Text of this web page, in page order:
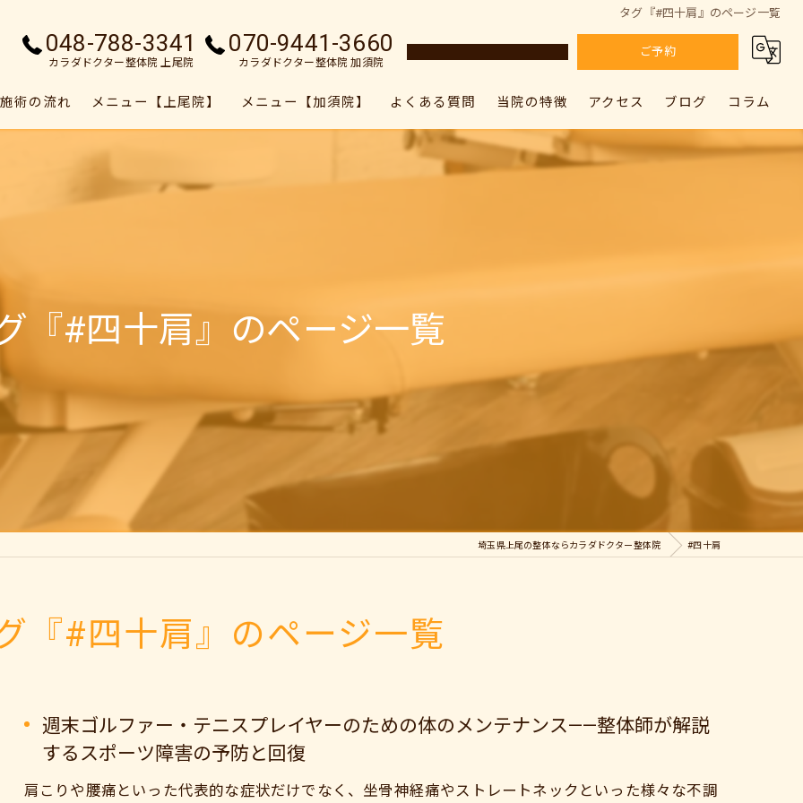
タグ『#四十肩』のページ一覧
048-788-3341
カラダドクター整体院 上尾院
070-9441-3660
カラダドクター整体院 加須院
ご予約
施術の流れ メニュー【上尾院】 メニュー【加須院】 よくある質問 当院の特徴
肩こり
アクセス
カラダドクター整体院 上尾院
ブログ コラム
『#四十肩』のページ一覧
埼玉県上尾の整体ならカラダドクター整体院 #四十肩
『#四十肩』のページ一覧
週末ゴルファー・テニスプレイヤーのための体のメンテナンス——整体師が解説
するスポーツ障害の予防と回復
肩こりや腰痛といった代表的な症状だけでなく、坐骨神経痛やストレートネックといった様々な不調